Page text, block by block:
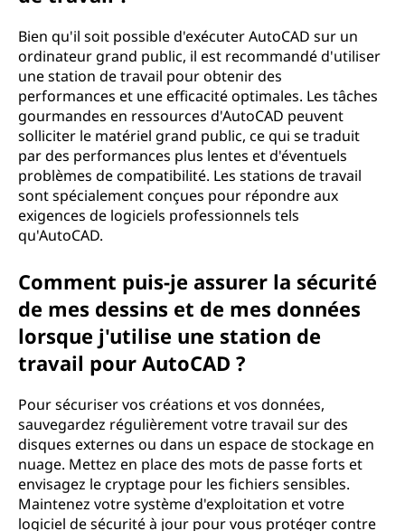
Bien qu'il soit possible d'exécuter AutoCAD sur un
ordinateur grand public, il est recommandé d'utiliser
une station de travail pour obtenir des
performances et une efficacité optimales. Les tâches
gourmandes en ressources d'AutoCAD peuvent
solliciter le matériel grand public, ce qui se traduit
par des performances plus lentes et d'éventuels
problèmes de compatibilité. Les stations de travail
sont spécialement conçues pour répondre aux
exigences de logiciels professionnels tels
qu'AutoCAD.
Comment puis-je assurer la sécurité
de mes dessins et de mes données
lorsque j'utilise une station de
travail pour AutoCAD ?
Pour sécuriser vos créations et vos données,
sauvegardez régulièrement votre travail sur des
disques externes ou dans un espace de stockage en
nuage. Mettez en place des mots de passe forts et
envisagez le cryptage pour les fichiers sensibles.
Maintenez votre système d'exploitation et votre
logiciel de sécurité à jour pour vous protéger contre